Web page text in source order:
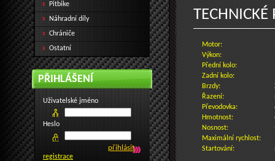
TECHNICKÉ
Motor:
Výkon:
Přední kolo:
Zadní kolo:
Brzdy:
Řazení:
Převodovka:
Hmotnost:
Nosnost:
Maximální rychlost:
Startování:
Pitbike
Náhradní díly
Chrániče
Ostatní
PŘIHLÁŠENÍ
Uživatelské jméno
Heslo
registrace